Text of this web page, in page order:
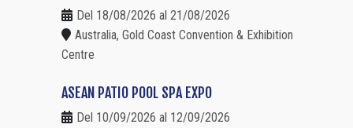
Del 18/08/2026 al 21/08/2026
Australia, Gold Coast Convention & Exhibition
Centre
ASEAN PATIO POOL SPA EXPO
Del 10/09/2026 al 12/09/2026